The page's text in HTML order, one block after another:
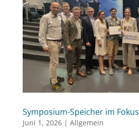
Symposium-Speicher im Fokus
Juni 1, 2026| Allgemein